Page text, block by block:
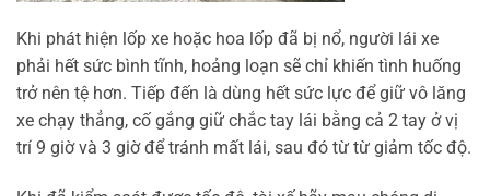
Khi phát hiện lốp xe hoặc hoa lốp đã bị nổ, người lái xe
phải hết sức bình tĩnh, hoảng loạn sẽ chỉ khiến tình huống
trở nên tệ hơn. Tiếp đến là dùng hết sức lực để giữ vô lăng
xe chạy thẳng, cố gắng giữ chắc tay lái bằng cả 2 tay ở vị
trí 9 giờ và 3 giờ để tránh mất lái, sau đó từ từ giảm tốc độ.